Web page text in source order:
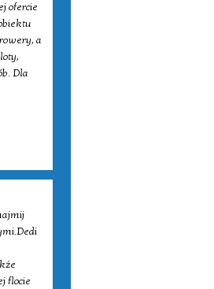
ofercie
a
Dla
flocie